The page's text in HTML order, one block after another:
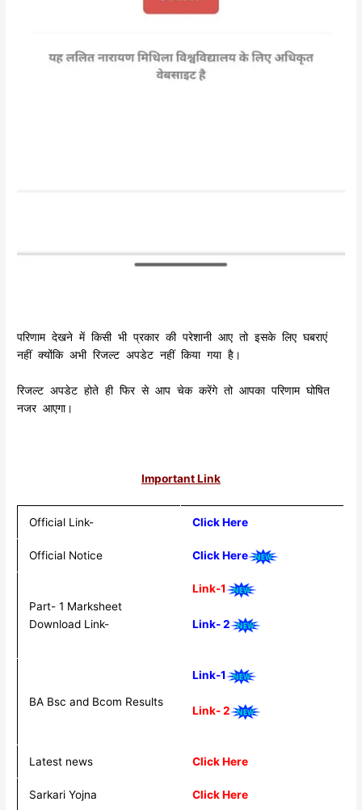
परिणाम देखने में किसी भी प्रकार की परेशानी आए तो इसके लिए घबराएं
नहीं क्योंकि अभी रिजल्ट अपडेट नहीं किया गया है।
रिजल्ट अपडेट होते ही फिर से आप चेक करेंगे तो आपका परिणाम घोषित
नजर आएगा।
Important Link
Official Link- Click Here
Official Notice Click Here
Part- 1 Marksheet
Download Link-
Link-1
Link- 2
BA Bsc and Bcom Results
Link-1
Link- 2
Latest news Click Here
Sarkari Yojna Click Here